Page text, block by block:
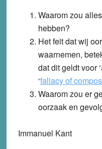
Waarom zou
hebben?
Het feit dat wij
waarnemen,
dat dit geldt voor
‘fallacy of
Waarom zou er
oorzaak en
Immanuel Kant